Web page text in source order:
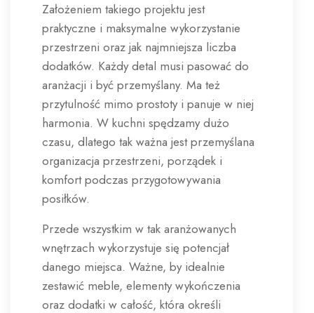
Założeniem takiego projektu jest
praktyczne i maksymalne wykorzystanie
przestrzeni oraz jak najmniejsza liczba
dodatków. Każdy detal musi pasować do
aranżacji i być przemyślany. Ma też
przytulność mimo prostoty i panuje w niej
harmonia. W kuchni spędzamy dużo
czasu, dlatego tak ważna jest przemyślana
organizacja przestrzeni, porządek i
komfort podczas przygotowywania
posiłków.
Przede wszystkim w tak aranżowanych
wnętrzach wykorzystuje się potencjał
danego miejsca. Ważne, by idealnie
zestawić meble, elementy wykończenia
oraz dodatki w całość, która określi